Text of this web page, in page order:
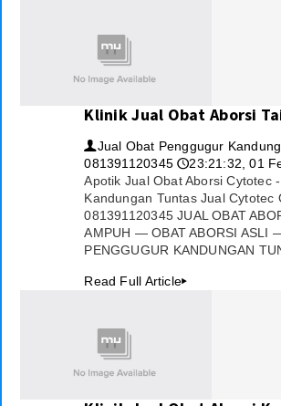
Klinik Jual Obat Aborsi
👤Jual Obat Penggugur
081391120345 🕔23:21:32, 01
Apotik Jual Obat Aborsi Cytotec
Kandungan Tuntas Jual Cytotec
081391120345 JUAL OBAT
AMPUH — OBAT ABORSI ASLI
PENGGUGUR KANDUNGAN
Read Full Article▸